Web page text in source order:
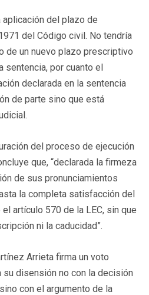
del plazo de
del Código civil. No tendría
de un nuevo plazo prescriptivo
sentencia, por cuanto el
declarada en la sentencia
de parte sino que está
del proceso de ejecución
que, “declarada la firmeza
de sus pronunciamientos
la completa satisfacción del
artículo 570 de la LEC, sin que
ni la caducidad”.
Arrieta firma un voto
su disensión no con la decisión
con el argumento de la